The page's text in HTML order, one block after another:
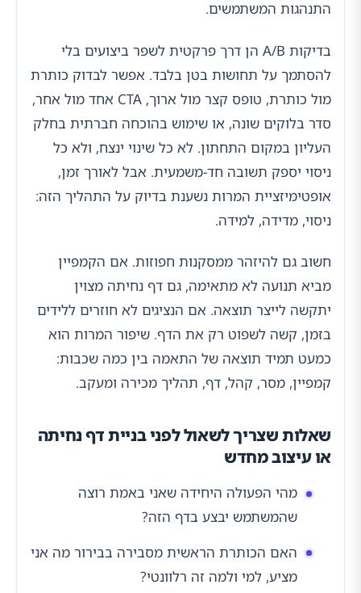
התנהגות המשתמשים.
בדיקות A/B הן דרך פרקטית לשפר ביצועים בלי
להסתמך על תחושות בטן בלבד. אפשר לבדוק כותרת
מול כותרת, טופס קצר מול ארוך, CTA אחד מול אחר,
סדר בלוקים שונה, או שימוש בהוכחה חברתית בחלק
העליון במקום התחתון. לא כל שינוי ינצח, ולא כל
ניסוי יספק תשובה חד-משמעית. אבל לאורך זמן,
אופטימיזציית המרות נשענת בדיוק על התהליך הזה:
ניסוי, מדידה, למידה.
חשוב גם להיזהר ממסקנות חפוזות. אם הקמפיין
מביא תנועה לא מתאימה, גם דף נחיתה מצוין
יתקשה לייצר תוצאה. אם הנציגים לא חוזרים ללידים
בזמן, קשה לשפוט רק את הדף. שיפור המרות הוא
כמעט תמיד תוצאה של התאמה בין כמה שכבות:
קמפיין, מסר, קהל, דף, תהליך מכירה ומעקב.
שאלות שצריך לשאול לפני בניית דף נחיתה
או עיצוב מחדש
מהי הפעולה היחידה שאני באמת רוצה
שהמשתמש יבצע בדף הזה?
האם הכותרת הראשית מסבירה בבירור מה אני
מציע, למי ולמה זה רלוונטי?